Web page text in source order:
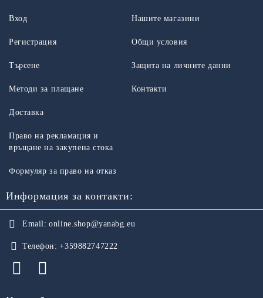
Вход
Регистрация
Търсене
Нашите магазини
Общи условия
Защита на личните данни
Методи за плащане
Доставка
Право на рекламация и
връщане на закупена стока
Формуляр за право на отказ
Контакти
Информация за контакти:
Email: online.shop@yanabg.eu
Телефон: +359882747222